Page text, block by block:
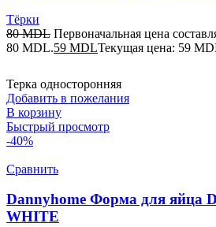
Тёрки
80MDL Первоначальная цена
80 MDL.59 MDLТекущая цена: 59
Терка односторонняя
Добавить в пожелания
В корзину
Быстрый просмотр
-40%
Сравнить
Dannyhome Форма для яйца
WHITE